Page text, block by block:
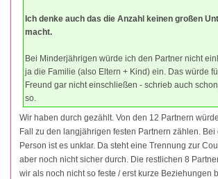
Ich denke auch das die Anzahl keinen großen
macht.
Bei Minderjährigen würde ich den Partner nicht
ja die Familie (also Eltern + Kind) ein. Das würde
Freund gar nicht einschließen - schrieb auch
so.
Wir haben durch gezählt. Von den 12 Partnern
Fall zu den langjährigen festen Partnern zählen. Bei
Person ist es unklar. Da steht eine Trennung zur
aber noch nicht sicher durch. Die restlichen 8
wir als noch nicht so feste / erst kurze Beziehungen